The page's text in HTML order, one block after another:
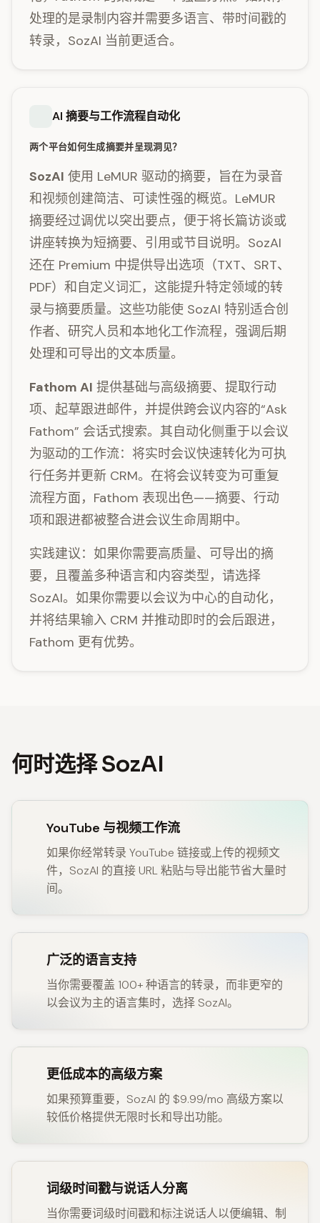
处理的是录制内容并需要多语言、带时间戳的
转录，SozAI 当前更适合。
AI 摘要与工作流程自动化
两个平台如何生成摘要并呈现洞见？
SozAI 使用 LeMUR 驱动的摘要，旨在为录音
和视频创建简洁、可读性强的概览。LeMUR
摘要经过调优以突出要点，便于将长篇访谈或
讲座转换为短摘要、引用或节目说明。SozAI
还在 Premium 中提供导出选项（TXT、SRT、
PDF）和自定义词汇，这能提升特定领域的转
录与摘要质量。这些功能使 SozAI 特别适合创
作者、研究人员和本地化工作流程，强调后期
处理和可导出的文本质量。
Fathom AI 提供基础与高级摘要、提取行动
项、起草跟进邮件，并提供跨会议内容的“Ask
Fathom” 会话式搜索。其自动化侧重于以会议
为驱动的工作流：将实时会议快速转化为可执
行任务并更新 CRM。在将会议转变为可重复
流程方面，Fathom 表现出色——摘要、行动
项和跟进都被整合进会议生命周期中。
实践建议：如果你需要高质量、可导出的摘
要，且覆盖多种语言和内容类型，请选择
SozAI。如果你需要以会议为中心的自动化，
并将结果输入 CRM 并推动即时的会后跟进，
Fathom 更有优势。
何时选择 SozAI
YouTube 与视频工作流
如果你经常转录 YouTube 链接或上传的视频文
件，SozAI 的直接 URL 粘贴与导出能节省大量时
间。
广泛的语言支持
当你需要覆盖 100+ 种语言的转录，而非更窄的
以会议为主的语言集时，选择 SozAI。
更低成本的高级方案
如果预算重要，SozAI 的 $9.99/mo 高级方案以
较低价格提供无限时长和导出功能。
词级时间戳与说话人分离
当你需要词级时间戳和标注说话人以便编辑、制